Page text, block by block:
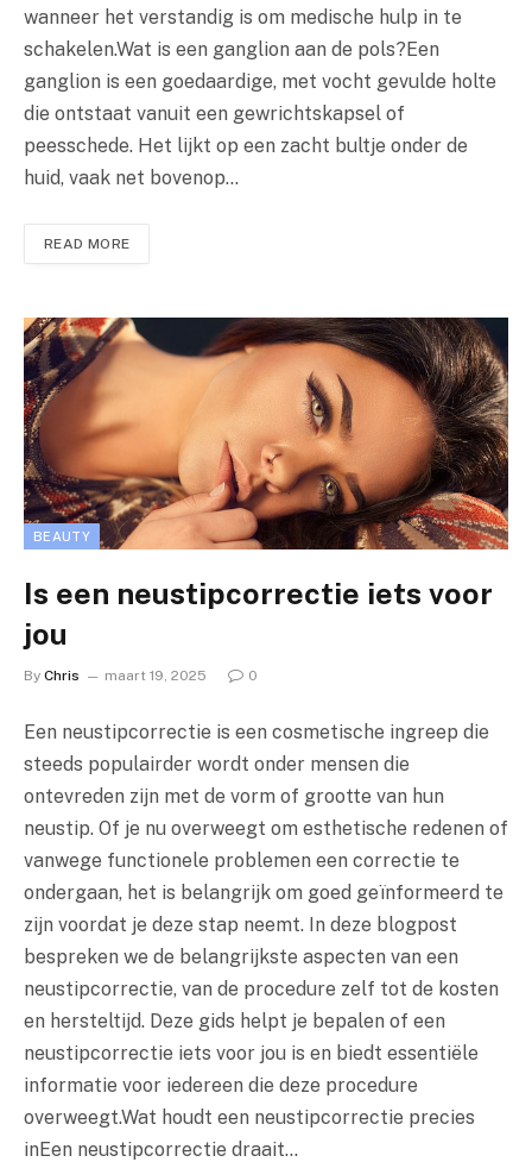
wanneer het verstandig is om medische hulp in te
schakelen.Wat is een ganglion aan de pols?Een
ganglion is een goedaardige, met vocht gevulde holte
die ontstaat vanuit een gewrichtskapsel of
peesschede. Het lijkt op een zacht bultje onder de
huid, vaak net bovenop…
READ MORE
BEAUTY
Is een neustipcorrectie iets voor
jou
By Chris maart 19, 2025 0
Een neustipcorrectie is een cosmetische ingreep die
steeds populairder wordt onder mensen die
ontevreden zijn met de vorm of grootte van hun
neustip. Of je nu overweegt om esthetische redenen of
vanwege functionele problemen een correctie te
ondergaan, het is belangrijk om goed geïnformeerd te
zijn voordat je deze stap neemt. In deze blogpost
bespreken we de belangrijkste aspecten van een
neustipcorrectie, van de procedure zelf tot de kosten
en hersteltijd. Deze gids helpt je bepalen of een
neustipcorrectie iets voor jou is en biedt essentiële
informatie voor iedereen die deze procedure
overweegt.Wat houdt een neustipcorrectie precies
inEen neustipcorrectie draait…